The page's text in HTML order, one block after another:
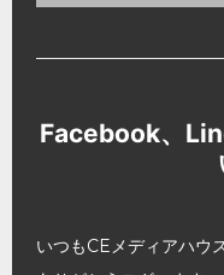
Facebook、
いつもCEメディアハウ